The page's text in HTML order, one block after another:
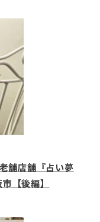
舗店舗『占い夢
【後編】